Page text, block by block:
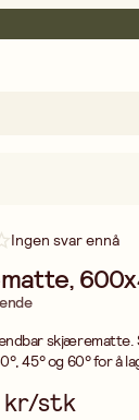
Ingen svar ennå
skjærematte.
45° og 60° for å
kr/stk